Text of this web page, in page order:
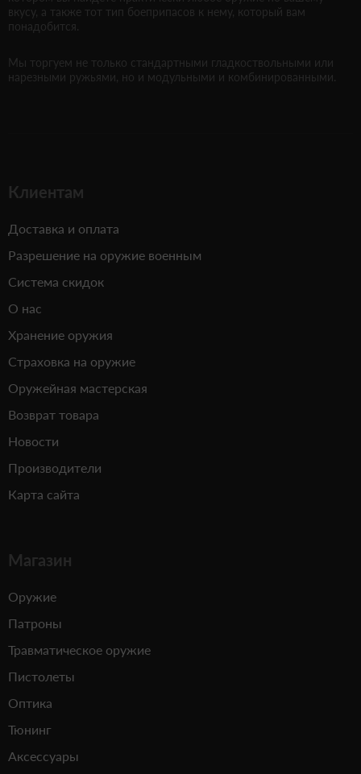
вкусу, а также тот тип боеприпасов к нему, который вам
понадобится.
Мы торгуем не только стандартными гладкоствольными или
нарезными ружьями, но и модульными и комбинированными.
Клиентам
Доставка и оплата
Разрешение на оружие военным
Система скидок
О нас
Хранение оружия
Страховка на оружие
Оружейная мастерская
Возврат товара
Новости
Производители
Карта сайта
Магазин
Оружие
Патроны
Травматическое оружие
Пистолеты
Оптика
Тюнинг
Аксессуары